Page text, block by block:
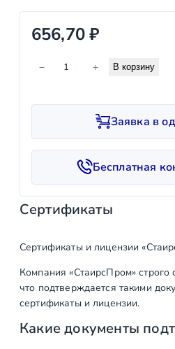
656,70₽
е
в
о
о
а
р
а
Н
− + В корзину
Заявка в
Бесплатная
Сертификаты
Сертификаты и лицензии
Компания «СтаирсПром»
что подтверждается такими
сертификаты и лицензии.
Какие документы